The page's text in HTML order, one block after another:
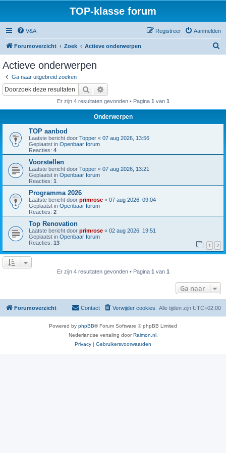
TOP-klasse forum
V&A Aanmelden
Registreer
Forumoverzicht Zoek Actieve onderwerpen
Actieve onderwerpen
Ga naar uitgebreid zoeken
Zoek
Er zijn 4 resultaten gevonden • Pagina 1 van 1
Onderwerpen
TOP aanbod
Laatste bericht door Topper « 07 aug 2026, 13:56
Geplaatst in Openbaar forum
Reacties: 4
Voorstellen
Laatste bericht door Topper « 07 aug 2026, 13:21
Geplaatst in Openbaar forum
Reacties: 1
Programma 2026
Laatste bericht door primrose « 07 aug 2026, 09:04
Geplaatst in Openbaar forum
Reacties: 2
Top Renovation
Laatste bericht door primrose « 02 aug 2026, 19:51
Geplaatst in Openbaar forum
Reacties: 13 1 2
Er zijn 4 resultaten gevonden • Pagina 1 van 1
Ga naar
Forumoverzicht Alle tijden zijn UTC+02:00
Verwijder cookies
Contact
Powered by phpBB® Forum Software © phpBB Limited
Nederlandse vertaling doorRaimon.nl.
Privacy | Gebruikersvoorwaarden